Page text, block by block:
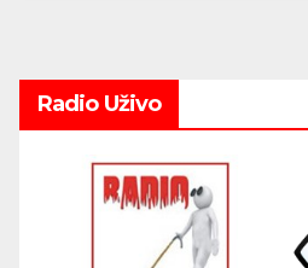
Radio Uživo